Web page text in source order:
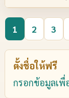
1 2 3
ตั้งชื่อให้ฟรี
กรอกข้อมูลเ